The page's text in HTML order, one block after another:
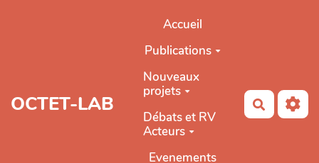
OCTET-LAB
Accueil
Publications
Nouveaux
projets
Débats et RV
Acteurs
Evenements